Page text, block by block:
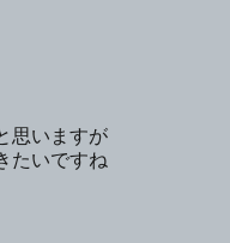
思いますが
たいですね